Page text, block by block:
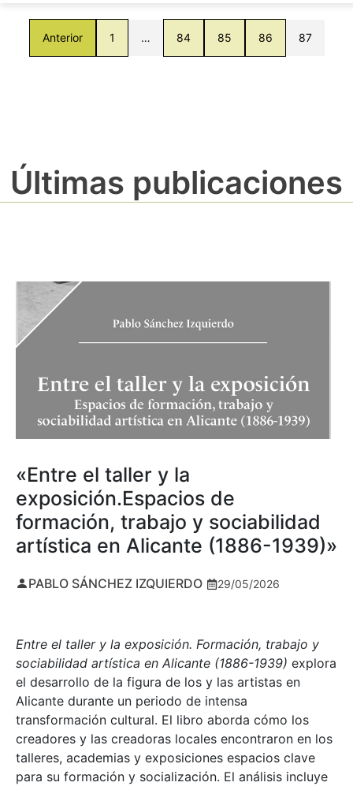
Anterior 1 … 84 85 86 87
Últimas publicaciones
«Entre el taller y la
exposición.Espacios de
formación, trabajo y sociabilidad
artística en Alicante (1886-1939)»
PABLO SÁNCHEZ IZQUIERDO 29/05/2026
Entre el taller y la exposición. Formación, trabajo y
sociabilidad artística en Alicante (1886-1939) explora
el desarrollo de la figura de los y las artistas en
Alicante durante un periodo de intensa
transformación cultural. El libro aborda cómo los
creadores y las creadoras locales encontraron en los
talleres, academias y exposiciones espacios clave
para su formación y socialización. El análisis incluye